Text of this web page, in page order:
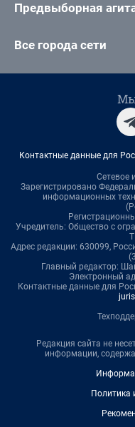
Предвыборная
Все города сети
Мы
Контактные данные для
Сетевое
Зарегистрировано
информационных
Учредитель: Общество с
Адрес редакции: 630099,
Главный редактор:
Электронный
Контактные данные для
Редакция сайта не
информации,
Политика